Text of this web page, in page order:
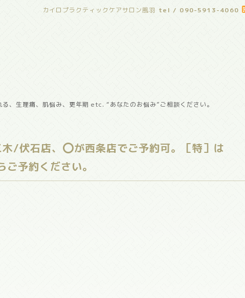
カイロプラクティックケアサロン風羽 tel / 090-5913-4060
、生理痛、肌悩み、更年期 etc. “あなたのお悩み”ご相談ください。
/伏石店、⭕️が西条店でご予約可。［特］は
予約ください。